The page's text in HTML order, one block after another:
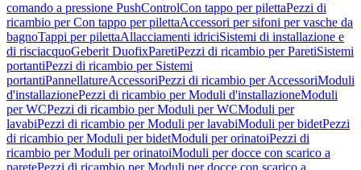
comando a pressione PushControlCon tappo per pilettaPezzi di
ricambio per Con tappo per pilettaAccessori per sifoni per vasche da
bagnoTappi per pilettaAllacciamenti idriciSistemi di installazione e
di risciacquoGeberit DuofixParetiPezzi di ricambio per ParetiSistemi
portantiPezzi di ricambio per Sistemi
portantiPannellatureAccessoriPezzi di ricambio per AccessoriModuli
d'installazionePezzi di ricambio per Moduli d'installazioneModuli
per WCPezzi di ricambio per Moduli per WCModuli per
lavabiPezzi di ricambio per Moduli per lavabiModuli per bidetPezzi
di ricambio per Moduli per bidetModuli per orinatoiPezzi di
ricambio per Moduli per orinatoiModuli per docce con scarico a
paretePezzi di ricambio per Moduli per docce con scarico a